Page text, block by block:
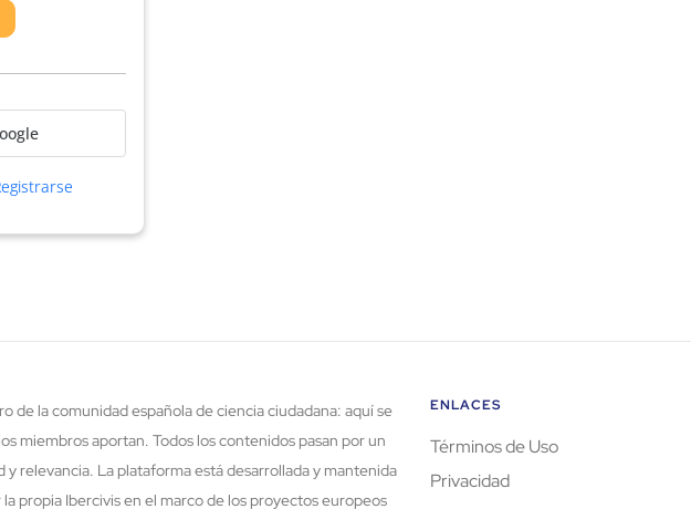
de la comunidad española de ciencia ciudadana: aquí se
miembros aportan. Todos los contenidos pasan por un
relevancia. La plataforma está desarrollada y mantenida
propia Ibercivis en el marco de los proyectos europeos
ENLACES
Términos de Uso
Privacidad